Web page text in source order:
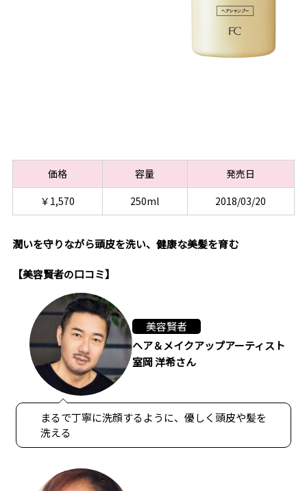
価格 容量
発売日
￥1,570
250ml 2018/03/20
潤いを守りながら頭皮を洗い、健康な美髪を育む
【美容賢者の口コミ】
美容賢者
ヘア＆メイクアップアーティスト
室岡 洋希さん
まるで丁寧に洗顔するように、優しく頭皮や髪を
洗える